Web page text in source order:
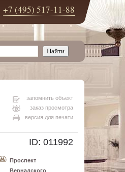
+7 (495) 517-11-88
запомнить объект
заказ просмотра
версия для печати
ID: 011992
Проспект
Вернадского